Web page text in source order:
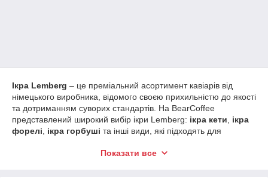
Ікра Lemberg – це преміальний асортимент кавіарів від
німецького виробника, відомого своєю прихильністю до якості
та дотриманням суворих стандартів. На BearCoffee
представлений широкий вибір ікри Lemberg: ікра кети, ікра
форелі, ікра горбуші та інші види, які підходять для
Бренд Lemberg використовує свіжу добірну рибу, вирощену в
Показати все